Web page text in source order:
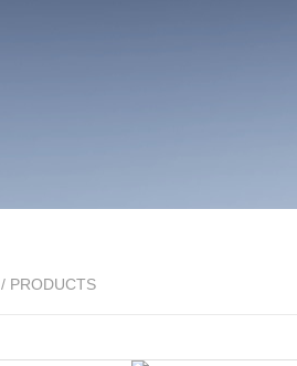
/ PRODUCTS